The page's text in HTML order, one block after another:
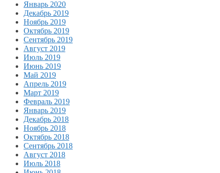
Январь 2020
Декабрь 2019
Ноябрь 2019
Октябрь 2019
Сентябрь 2019
Август 2019
Июль 2019
Июнь 2019
Май 2019
Апрель 2019
Март 2019
Февраль 2019
Январь 2019
Декабрь 2018
Ноябрь 2018
Октябрь 2018
Сентябрь 2018
Август 2018
Июль 2018